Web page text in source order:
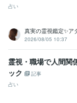
占い
真実の霊視鑑定✨ア
2026/08/05 10:37
霊視・職場で人間関
ック
記事
占い